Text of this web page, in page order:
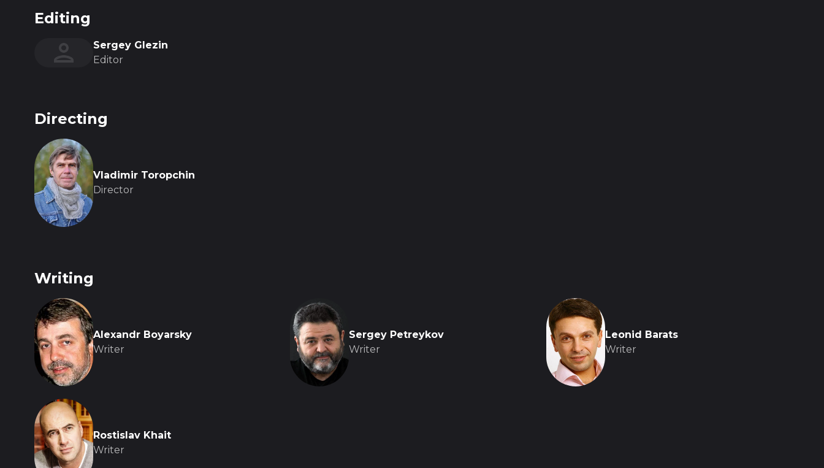
Editing
Sergey Glezin
Editor
Directing
Vladimir Toropchin
Director
Writing
Alexandr Boyarsky
Writer
Sergey Petreykov
Writer
Leonid Barats
Writer
Rostislav Khait
Writer